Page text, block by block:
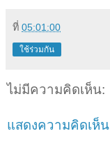
ที่ 05:01:00
ใช้ร่วมกัน
ไม่มีความคิดเห็น:
แสดงความคิดเห็น